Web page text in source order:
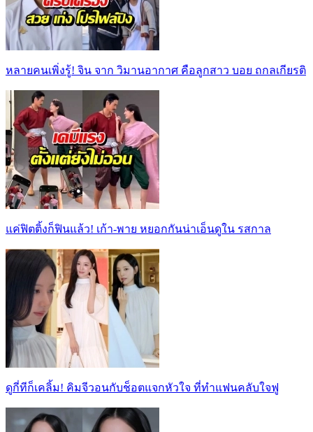
หลายคนเพิ่งรู้! จิน จาก วิมานอากาศ คือลูกสาว บอย ถกลเกียรติ
แค่ฟิตติ้งก็ฟินแล้ว! เก้า-พาย หยอกกันน่าเอ็นดูใน รสกาล
ดูกี่ทีก็เคลิ้ม! คิมจีวอนกับช็อตแจกหัวใจ ที่ทำแฟนคลับใจฟู